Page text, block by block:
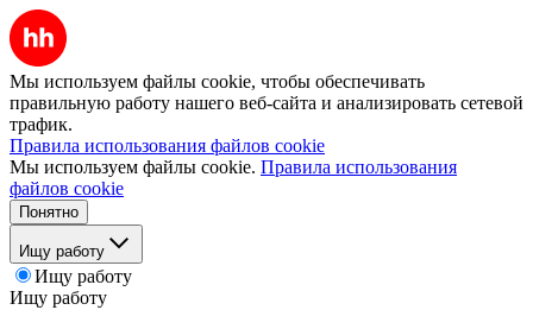
Мы используем файлы cookie, чтобы обеспечивать
правильную работу нашего веб-сайта и анализировать сетевой
трафик.
Правила использования файлов cookie
Мы используем файлы cookie. Правила использования
файлов cookie
Понятно
Ищу работу
Ищу работу
Ищу работу